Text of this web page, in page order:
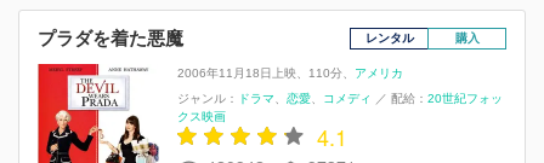
プラダを着た悪魔 レンタル 購入
2006年11月18日上映 110分
アメリカ
ジャンル：
ドラマ 恋愛 コメディ ／ 配給： 20世紀フォッ
クス映画
4.1